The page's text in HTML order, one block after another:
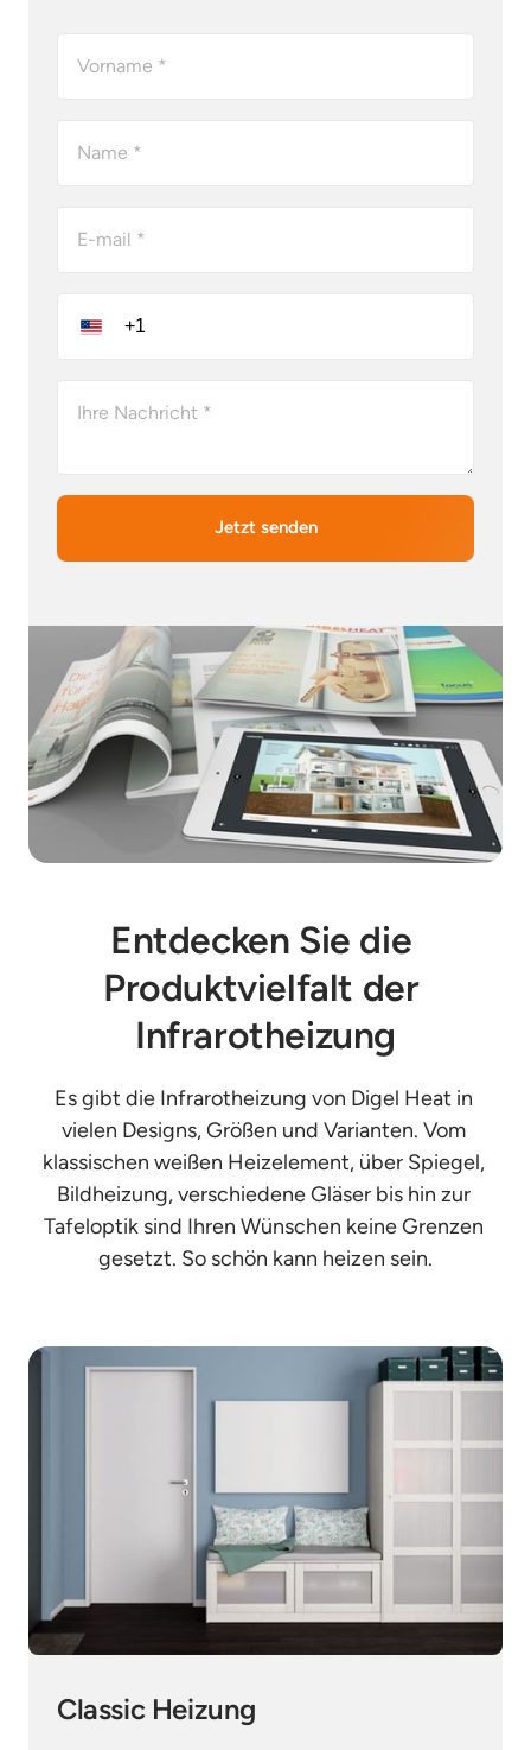
Jetzt senden
Entdecken Sie die
Produktvielfalt der
Infrarotheizung
Es gibt die Infrarotheizung von Digel Heat in
vielen Designs, Größen und Varianten. Vom
klassischen weißen Heizelement, über Spiegel,
Bildheizung, verschiedene Gläser bis hin zur
Tafeloptik sind Ihren Wünschen keine Grenzen
gesetzt. So schön kann heizen sein.
Classic Heizung